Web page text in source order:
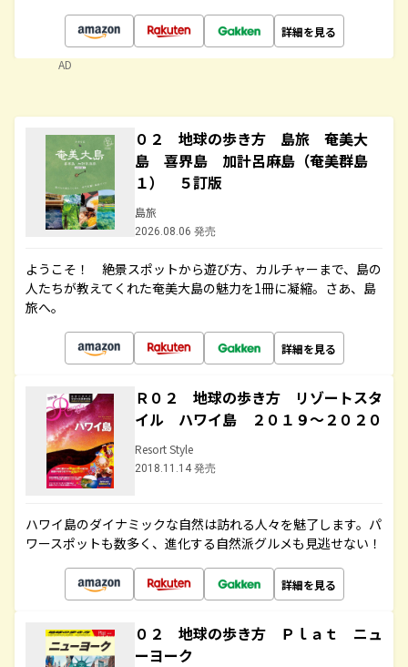
詳細を見る
AD
０２ 地球の歩き方 島旅 奄美大
島 喜界島 加計呂麻島（奄美群島
１） ５訂版
島旅
2026.08.06 発売
ようこそ！ 絶景スポットから遊び方、カルチャーまで、島の
人たちが教えてくれた奄美大島の魅力を1冊に凝縮。さあ、島
旅へ。
詳細を見る
Ｒ０２ 地球の歩き方 リゾートスタ
イル ハワイ島 ２０１９～２０２０
Resort Style
2018.11.14 発売
ハワイ島のダイナミックな自然は訪れる人々を魅了します。パ
ワースポットも数多く、進化する自然派グルメも見逃せない！
詳細を見る
０２ 地球の歩き方 Ｐｌａｔ ニュ
ーヨーク